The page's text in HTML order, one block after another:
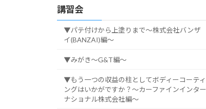
講習会
▼パテ付けから上塗りまで～株式会社バンザ
イ(BANZAI)編～
▼みがき～G&T編～
▼もう一つの収益の柱としてボディーコーティ
ングはいかがですか？～カーファインインター
ナショナル株式会社編～